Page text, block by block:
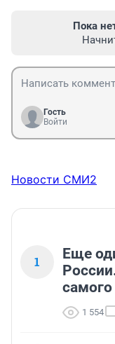
Пока
Гость
Войти
Новости СМИ2
1
Еще
1 554